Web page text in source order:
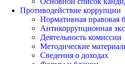
Противодействие коррупции
Нормативная правовая
Антикоррупционная
Деятельность комиссии
Методические
Сведения о доходах